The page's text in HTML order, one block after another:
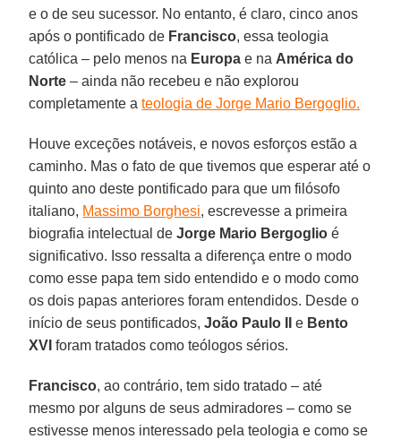
e o de seu sucessor. No entanto, é claro, cinco anos
após o pontificado de Francisco, essa teologia
católica – pelo menos na Europa e na América do
Norte – ainda não recebeu e não explorou
completamente ateologia de Jorge Mario Bergoglio.
Houve exceções notáveis, e novos esforços estão a
caminho. Mas o fato de que tivemos que esperar até o
quinto ano deste pontificado para que um filósofo
italiano, Massimo Borghesi, escrevesse a primeira
biografia intelectual deJorge Mario Bergoglio é
significativo. Isso ressalta a diferença entre o modo
como esse papa tem sido entendido e o modo como
os dois papas anteriores foram entendidos. Desde o
início de seus pontificados,João Paulo II e Bento
XVI foram tratados como teólogos sérios.
Francisco, ao contrário, tem sido tratado – até
mesmo por alguns de seus admiradores – como se
estivesse menos interessado pela teologia e como se